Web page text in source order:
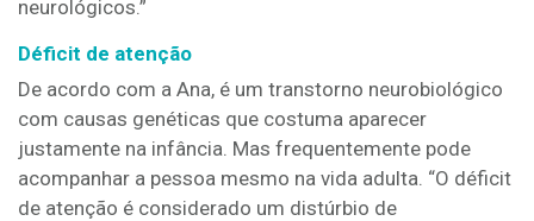
neurológicos.”
Déficit de atenção
De acordo com a Ana, é um transtorno neurobiológico
com causas genéticas que costuma aparecer
justamente na infância. Mas frequentemente pode
acompanhar a pessoa mesmo na vida adulta. “O déficit
de atenção é considerado um distúrbio de